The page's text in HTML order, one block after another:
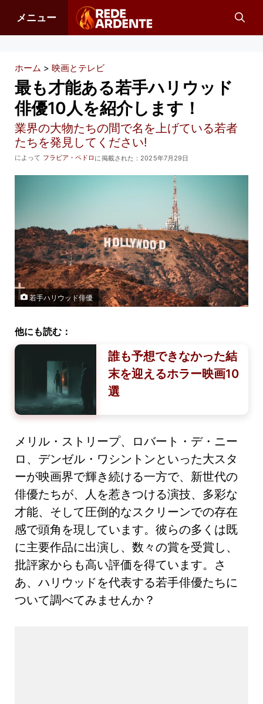
メニュー
ホーム > 映画とテレビ
最も才能ある若手ハリウッド
俳優10人を紹介します！
業界の大物たちの間で名を上げている若者
たちを発見してください!
に掲載された： 2025年7月29日
によって フラビア・ペドロ
若手ハリウッド俳優
他にも読む：
誰も予想できなかった結
末を迎えるホラー映画10
選
メリル・ストリープ、ロバート・デ・ニー
ロ、デンゼル・ワシントンといった大スタ
ーが映画界で輝き続ける一方で、新世代の
俳優たちが、人を惹きつける演技、多彩な
才能、そして圧倒的なスクリーンでの存在
感で頭角を現しています。彼らの多くは既
に主要作品に出演し、数々の賞を受賞し、
批評家からも高い評価を得ています。さ
あ、ハリウッドを代表する若手俳優たちに
ついて調べてみませんか？